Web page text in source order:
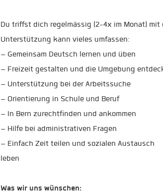
Du triffst dich regelmässig (2-4x im Monat)
Unterstützung kann vieles umfassen:
– Gemeinsam Deutsch lernen und üben
– Freizeit gestalten und die Umgebung
– Unterstützung bei der Arbeitssuche
– Orientierung in Schule und Beruf
– In Bern zurechtfinden und ankommen
– Hilfe bei administrativen Fragen
– Einfach Zeit teilen und sozialen Austausch
leben
Was wir uns wünschen: